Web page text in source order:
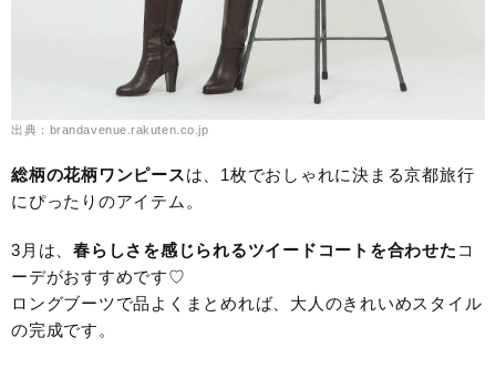
出典：brandavenue.rakuten.co.jp
総柄の花柄ワンピースは、1枚でおしゃれに決まる京都旅行
にぴったりのアイテム。
3月は、 春らしさを感じられるツイードコートを合わせた コ
ーデがおすすめです♡
ロングブーツで品よくまとめれば、大人のきれいめスタイル
の完成です。